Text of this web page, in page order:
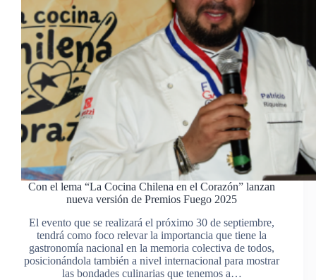
Con el lema “La Cocina Chilena en el Corazón” lanzan
nueva versión de Premios Fuego 2025
El evento que se realizará el próximo 30 de septiembre,
tendrá como foco relevar la importancia que tiene la
gastronomía nacional en la memoria colectiva de todos,
posicionándola también a nivel internacional para mostrar
las bondades culinarias que tenemos a…